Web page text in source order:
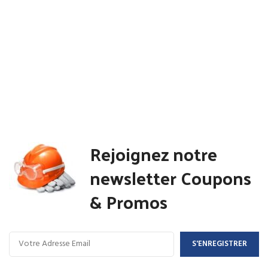
Rejoignez notre
newsletter Coupons
& Promos